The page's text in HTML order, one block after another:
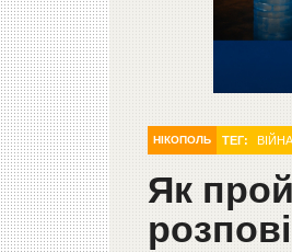
НІКОПОЛЬ ТЕГ: ВІЙНА
Як